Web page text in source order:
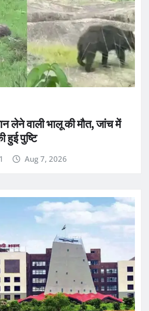
लेने वाली भालू की मौत, जांच में
पुष्टि
Aug 7, 2026